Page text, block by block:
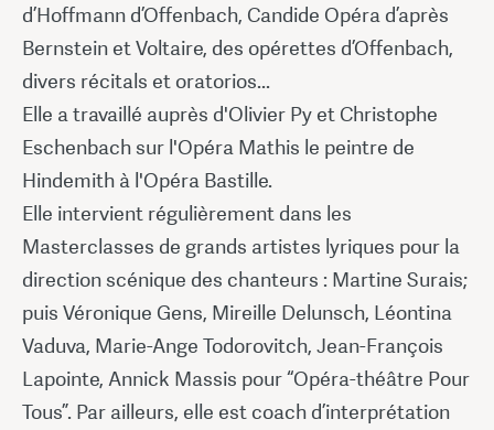
d’Hoffmann d’Offenbach, Candide Opéra d’après
Bernstein et Voltaire, des opérettes d’Offenbach,
divers récitals et oratorios...
Elle a travaillé auprès d'Olivier Py et Christophe
Eschenbach sur l'Opéra Mathis le peintre de
Hindemith à l'Opéra Bastille.
Elle intervient régulièrement dans les
Masterclasses de grands artistes lyriques pour la
direction scénique des chanteurs : Martine Surais;
puis Véronique Gens, Mireille Delunsch, Léontina
Vaduva, Marie-Ange Todorovitch, Jean-François
Lapointe, Annick Massis pour “Opéra-théâtre Pour
Tous”. Par ailleurs, elle est coach d’interprétation